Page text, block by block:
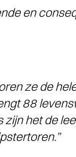
en
ze de
88
het de